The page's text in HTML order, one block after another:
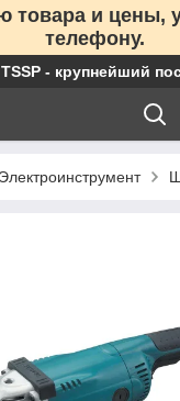
товара и цены,
телефону.
- крупнейший
Электроинструмент